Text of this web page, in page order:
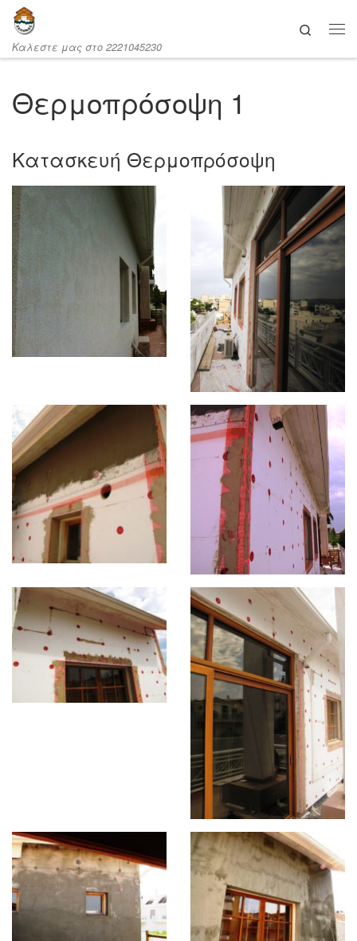
Μετάβαση στο περιεχόμενο
Καλεστε μας στο 2221045230
Search
Θερμοπρόσοψη 1
Κατασκευή Θερμοπρόσοψη